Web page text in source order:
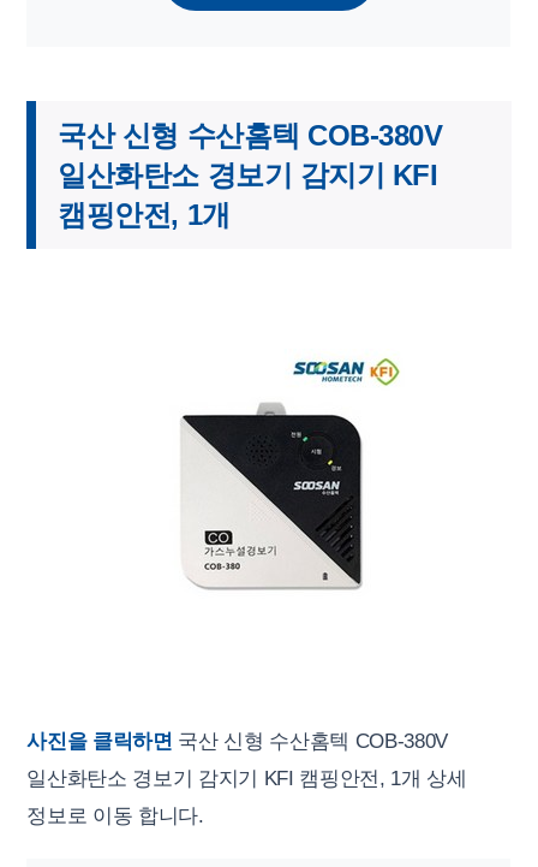
국산 신형 수산홈텍 COB-380V
일산화탄소 경보기 감지기 KFI
캠핑안전, 1개
사진을 클릭하면 국산 신형 수산홈텍 COB-380V
일산화탄소 경보기 감지기 KFI 캠핑안전, 1개 상세
정보로 이동 합니다.